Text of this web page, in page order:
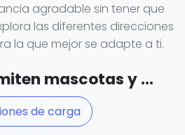
agradable sin tener que
las diferentes direcciones
la que mejor se adapte a ti.
mascotas y ...
de carga